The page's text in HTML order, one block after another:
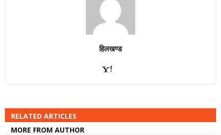
हिलखण्ड
RELATED ARTICLES
MORE FROM AUTHOR